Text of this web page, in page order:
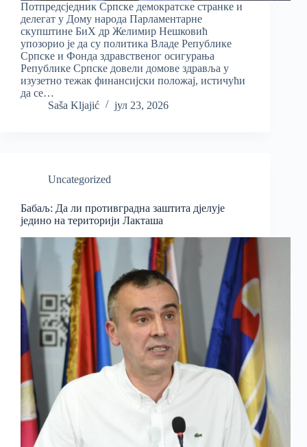
Потпредсједник Српске демократске странке и
делегат у Дому народа Парламентарне
скупштине БиХ др Желимир Нешковић
упозорио је да су политика Владе Републике
Српске и Фонда здравственог осигурања
Републике Српске довели домове здравља у
изузетно тежак финансијски положај, истичући
да се…
Saša Kljajić
јул 23, 2026
Uncategorized
Бабаљ: Да ли противградна заштита дјелује
једино на територији Лакташа